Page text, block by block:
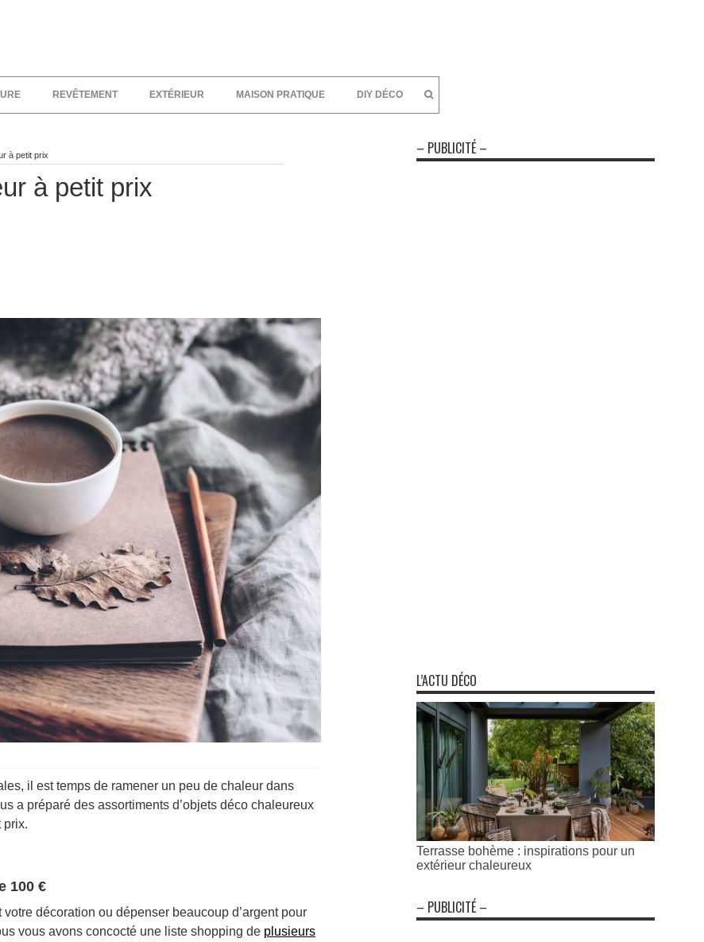
REVÊTEMENT EXTÉRIEUR MAISON PRATIQUE DIY DÉCO
à petit prix
à petit prix
il est temps de ramener un peu de chaleur dans
a préparé des assortiments d’objets déco chaleureux
prix.
100 €
décoration ou dépenser beaucoup d’argent pour
vous avons concocté une liste shopping de plusieurs
– PUBLICITÉ –
L’ACTU DÉCO
Terrasse bohème : inspirations pour un
extérieur chaleureux
– PUBLICITÉ –